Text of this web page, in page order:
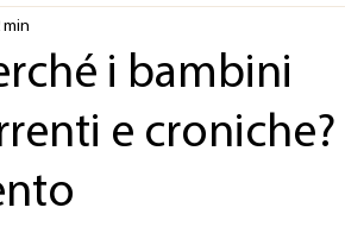
i bambini
e croniche?
min